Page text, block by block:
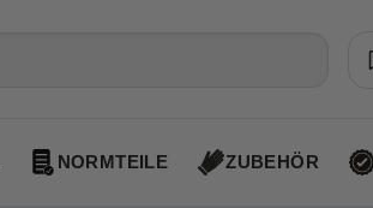
NORMTEILE ZUBEHÖR